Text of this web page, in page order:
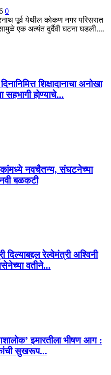
0
पूर्व येथील कोकण नगर परिसरात
एक अत्यंत दुर्दैवी घटना घडली....
शिक्षादानाचा अनोखा
सहभागी होण्याचे...
नवचैतन्य, संघटनेच्या
बळकटी
रेल्वेमंत्री अश्विनी
वतीने...
इमारतीला भीषण आग :
सुखरूप...